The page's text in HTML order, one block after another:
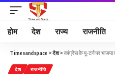
होम देश राज्य राजनीति
Timesandspace >देश>कांग्रेस के यू-टर्न पर भाजपा का तंज,
देश राजनीति